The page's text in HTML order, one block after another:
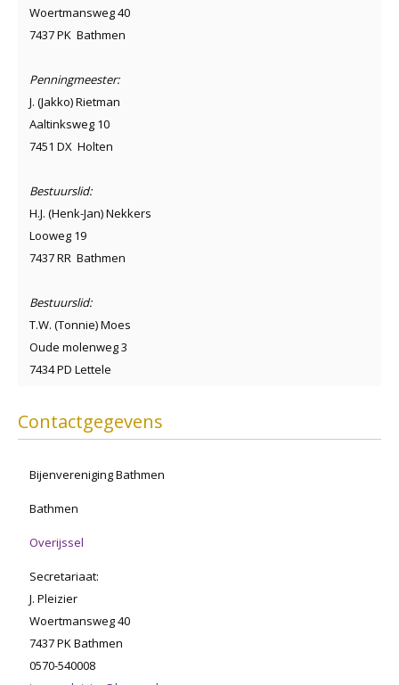
Woertmansweg 40
7437 PK Bathmen
Penningmeester:
J. (Jakko) Rietman
Aaltinksweg 10
7451 DX Holten
Bestuurslid:
H.J. (Henk-Jan) Nekkers
Looweg 19
7437 RR Bathmen
Bestuurslid:
T.W. (Tonnie) Moes
Oude molenweg 3
7434 PD Lettele
Contactgegevens
Bijenvereniging Bathmen
Bathmen
Overijssel
Secretariaat:
J. Pleizier
Woertmansweg 40
7437 PK Bathmen
0570-540008